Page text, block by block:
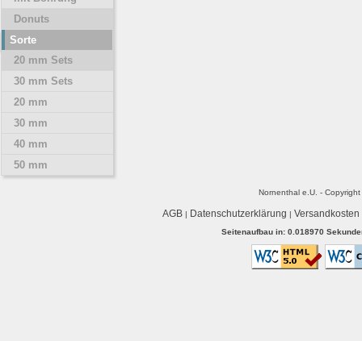
Donuts
Sorte
20 mm Sets
30 mm Sets
20 mm
30 mm
40 mm
50 mm
Nornenthal e.U. -
AGB| Datenschutzerklärung | Versandkosten
Seitenaufbau in: 0.018970